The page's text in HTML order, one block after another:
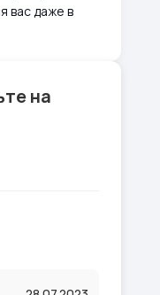
вас даже в
на